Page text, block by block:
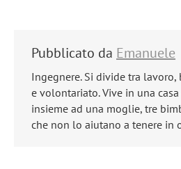
Pubblicato da Emanuele
Ingegnere. Si divide tra
e volontariato. Vive in una
insieme ad una moglie, tre
che non lo aiutano a tenere in